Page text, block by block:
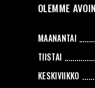
OLEMME
MAANANTAI
TIISTAI
KESKIVIIKKO